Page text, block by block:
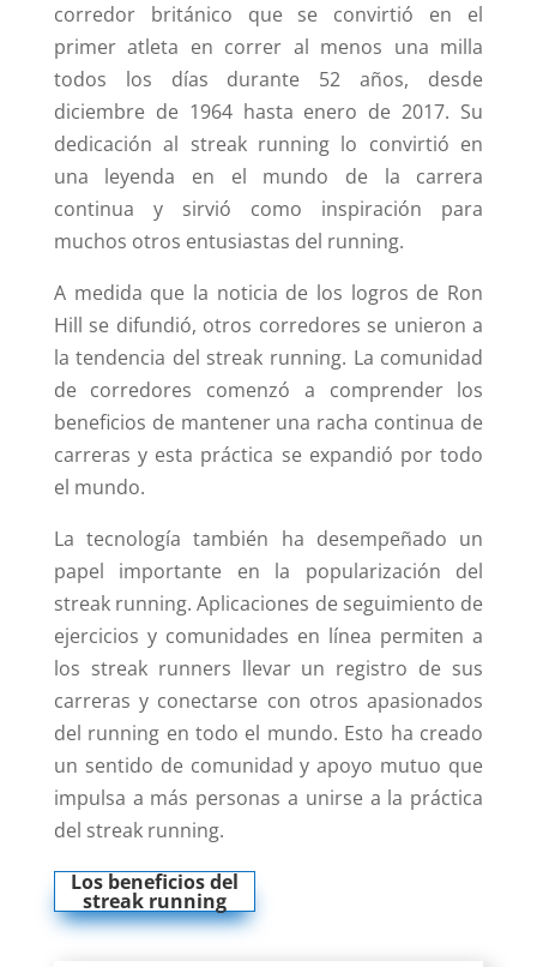
corredor británico que se convirtió en el
primer atleta en correr al menos una milla
todos los días durante 52 años, desde
diciembre de 1964 hasta enero de 2017. Su
dedicación al streak running lo convirtió en
una leyenda en el mundo de la carrera
continua y sirvió como inspiración para
muchos otros entusiastas del running.
A medida que la noticia de los logros de Ron
Hill se difundió, otros corredores se unieron a
la tendencia del streak running. La comunidad
de corredores comenzó a comprender los
beneficios de mantener una racha continua de
carreras y esta práctica se expandió por todo
el mundo.
La tecnología también ha desempeñado un
papel importante en la popularización del
streak running. Aplicaciones de seguimiento de
ejercicios y comunidades en línea permiten a
los streak runners llevar un registro de sus
carreras y conectarse con otros apasionados
del running en todo el mundo. Esto ha creado
un sentido de comunidad y apoyo mutuo que
impulsa a más personas a unirse a la práctica
del streak running.
Los beneficios del
streak running